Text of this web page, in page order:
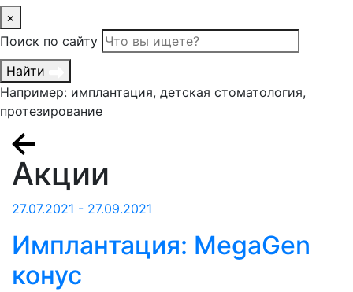
×
Поиск по сайту
Найти
Например: имплантация, детская стоматология,
протезирование
Акции
27.07.2021 - 27.09.2021
Имплантация: MegaGen
конус